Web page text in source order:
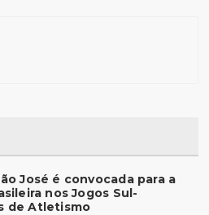
José é convocada para a
nos Jogos Sul-
de Atletismo